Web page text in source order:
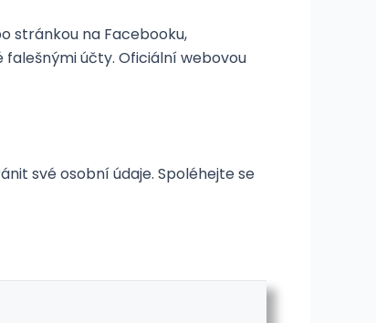
stránkou na Facebooku,
účty. Oficiální webovou
své osobní údaje. Spoléhejte se